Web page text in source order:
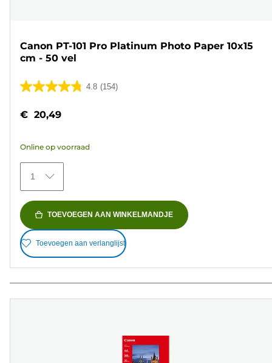
Canon PT-101 Pro Platinum Photo Paper 10x15
cm - 50 vel
4.8 (154)
4.8
de
sterren.
154
beoordelingen
€ 20,49
Online op voorraad
1
TOEVOEGEN AAN WINKELMANDJE
Toevoegen aan verlanglijst